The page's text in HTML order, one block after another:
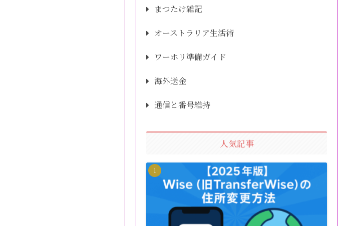
まつたけ雑記
オーストラリア生活術
ワーホリ準備ガイド
海外送金
通信と番号維持
人気記事